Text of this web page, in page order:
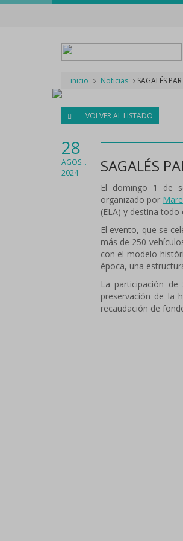
inicio Noticias SAGALÉS
VOLVER AL LISTADO
28
AGOSTO
2024
SAGALÉS
El domingo 1 de
organizado por
(ELA) y destina
El evento, que se
más de 250
con el modelo
época, una
La participación
preservación de la
recaudación de